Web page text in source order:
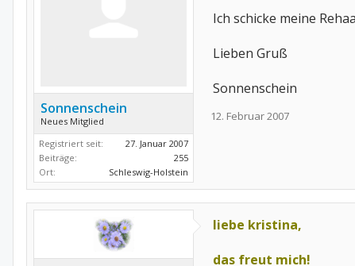
Sonnenschein
Neues Mitglied
Registriert seit:
27. Januar 2007
Beiträge:
255
Ort:
Schleswig-Holstein
Ich schicke meine
Lieben Gruß
Sonnenschein
12. Februar 2007
liebe kristina,
das freut mich!